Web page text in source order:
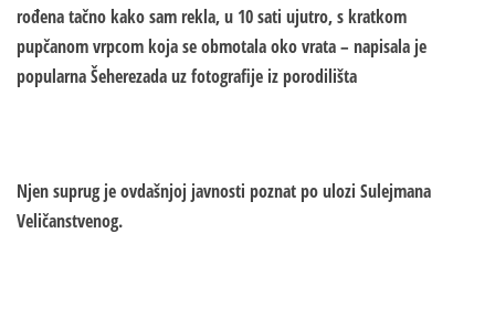
rođena tačno kako sam rekla, u 10 sati ujutro, s kratkom
pupčanom vrpcom koja se obmotala oko vrata – napisala je
popularna Šeherezada uz fotografije iz porodilišta
Njen suprug je ovdašnjoj javnosti poznat po ulozi Sulejmana
Veličanstvenog.